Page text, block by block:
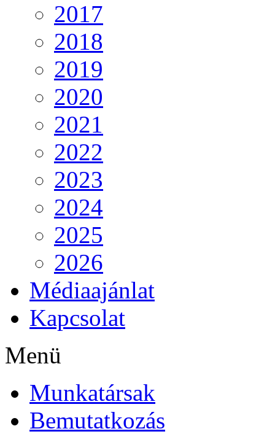
2017
2018
2019
2020
2021
2022
2023
2024
2025
2026
Médiaajánlat
Kapcsolat
Menü
Munkatársak
Bemutatkozás